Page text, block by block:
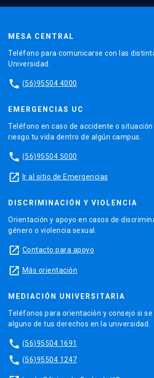
MESA CENTRAL
Teléfono para comunicarse con las
Universidad.
phone (56)95504 4000
EMERGENCIAS UC
Teléfono en caso de accidente o situación
riesgo tu vida dentro de algún campus.
phone (56)95504 5000
launch Ir al sitio de Emergencias
DISCRIMINACIÓN Y VIOLENCIA
Orientación y apoyo en casos de
género o violencia sexual.
launch Contacto para apoyo
launch Más orientación
MEDIACIÓN UNIVERSITARIA
Teléfonos para orientación y consejo si se
alguno de tus derechos en la universidad.
phone (56)95504 1691
phone (56)95504 1247